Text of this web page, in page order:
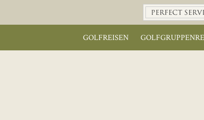
PERFECT
GOLFREISEN